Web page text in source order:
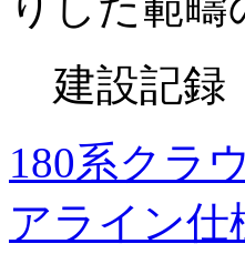
建設記録
180系クラ
アライン